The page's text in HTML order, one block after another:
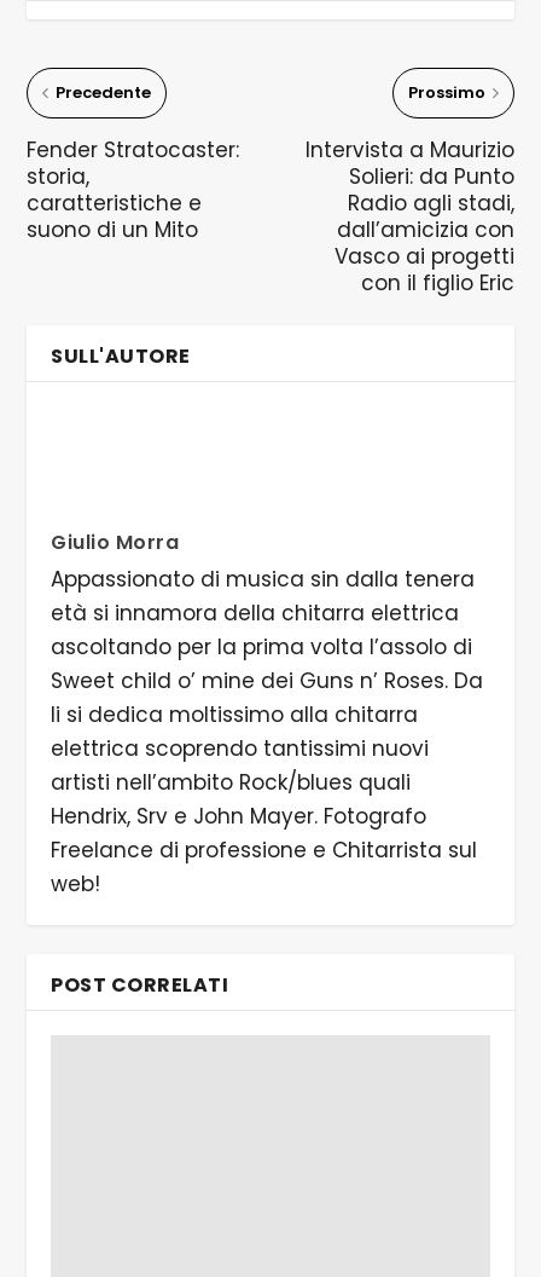
Precedente
Fender Stratocaster:
storia,
caratteristiche e
suono di un Mito
Prossimo
Intervista a Maurizio
Solieri: da Punto
Radio agli stadi,
dall’amicizia con
Vasco ai progetti
con il figlio Eric
SULL'AUTORE
Giulio Morra
Appassionato di musica sin dalla tenera
età si innamora della chitarra elettrica
ascoltando per la prima volta l’assolo di
Sweet child o’ mine dei Guns n’ Roses. Da
li si dedica moltissimo alla chitarra
elettrica scoprendo tantissimi nuovi
artisti nell’ambito Rock/blues quali
Hendrix, Srv e John Mayer. Fotografo
Freelance di professione e Chitarrista sul
web!
POST CORRELATI